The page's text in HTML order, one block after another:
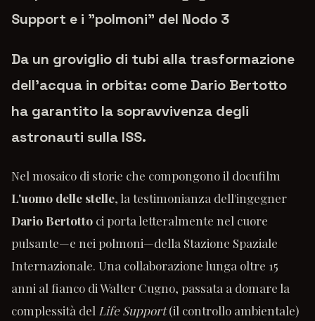
Support e i "polmoni" del Nodo 3
Da un groviglio di tubi alla trasformazione
dell'acqua in orbita: come Dario Bertotto
ha garantito la sopravvivenza degli
astronauti sulla ISS.
Nel mosaico di storie che compongono il docufilm
L'uomo delle stelle, la testimonianza dell'ingegner
Dario Bertotto ci porta letteralmente nel cuore
pulsante—e nei polmoni—della Stazione Spaziale
Internazionale. Una collaborazione lunga oltre 15
anni al fianco di Walter Cugno, passata a domare la
complessità del Life Support(il controllo ambientale)